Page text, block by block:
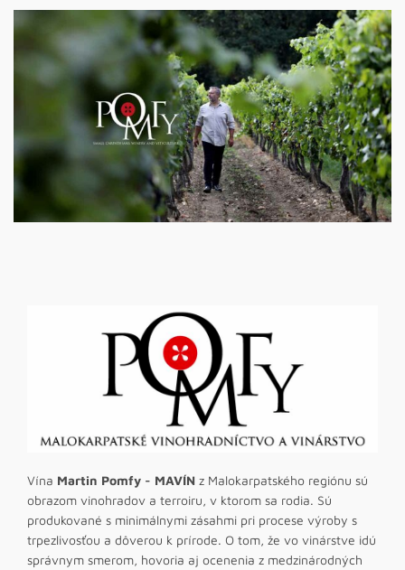
Vína Martin Pomfy - MAVÍN z Malokarpatského regiónu sú
obrazom vinohradov a terroiru, v ktorom sa rodia. Sú
produkované s minimálnymi zásahmi pri procese výroby s
trpezlivosťou a dôverou k prírode. O tom, že vo vinárstve idú
správnym smerom, hovoria aj ocenenia z medzinárodných